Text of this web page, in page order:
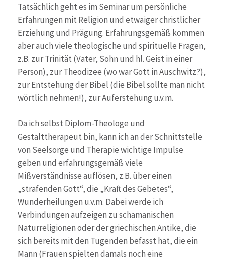
Tatsächlich geht es im Seminar um persönliche
Erfahrungen mit Religion und etwaiger christlicher
Erziehung und Prägung. Erfahrungsgemäß kommen
aber auch viele theologische und spirituelle Fragen,
z.B. zur Trinität (Vater, Sohn und hl. Geist in einer
Person), zur Theodizee (wo war Gott in Auschwitz?),
zur Entstehung der Bibel (die Bibel sollte man nicht
wörtlich nehmen!), zur Auferstehung u.v.m.
Da ich selbst Diplom-Theologe und
Gestalttherapeut bin, kann ich an der Schnittstelle
von Seelsorge und Therapie wichtige Impulse
geben und erfahrungsgemäß viele
Mißverständnisse auflösen, z.B. über einen
„strafenden Gott“, die „Kraft des Gebetes“,
Wunderheilungen u.v.m. Dabei werde ich
Verbindungen aufzeigen zu schamanischen
Naturreligionen oder der griechischen Antike, die
sich bereits mit den Tugenden befasst hat, die ein
Mann (Frauen spielten damals noch eine